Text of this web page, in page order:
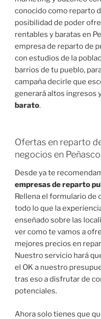
conocido como reparto
posibilidad de poder
rentables y baratas en
empresa de reparto de
con estudios de la
barrios de tu pueblo,
campaña decirle que
generará altos ingresos
barato.
Ofertas en reparto
negocios en
Desde ya te
empresas de reparto
Rellena el formulario de
todo lo que la
enseñado sobre las
ver como te vamos a
mejores precios en
Nuestro servicio hará
el OK a nuestro
tras eso a disfrutar de
potenciales.
Ahora solo tienes que